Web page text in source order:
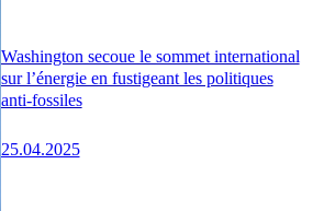
Washington secoue le sommet international
sur l’énergie en fustigeant les politiques
anti-fossiles
25.04.2025